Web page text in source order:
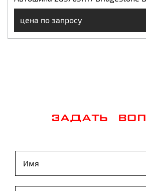
цена по запросу
ЗАДАТЬ